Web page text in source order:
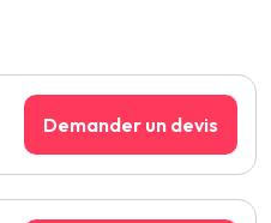
Demander un devis